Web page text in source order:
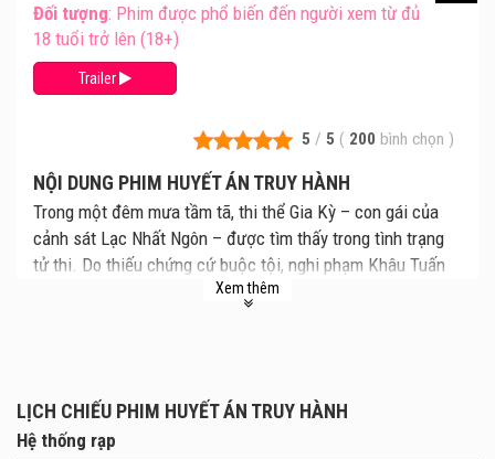
5 / 5 ( 200 bình chọn )
NỘI DUNG PHIM HUYẾT ÁN TRUY HÀNH
Trong một đêm mưa tầm tã, thi thể Gia Kỳ – con gái của
cảnh sát Lạc Nhất Ngôn – được tìm thấy trong tình trạng
tử thi. Do thiếu chứng cứ buộc tội, nghi phạm Khâu Tuấn
Văn được phóng thích. Quá đau đớn, Lạc Nhất Ngôn từ bỏ
thật sự vẫn đang lẩn khuất ngoài kia. Qua cuộc điều tra cá
nhân, Lạc Nhất Ngôn lần ra nhân chứng duy nhất từng
chứng kiến hành vi phạm tội của hung thủ. Đáng buồn thay,
Xem thêm
Đối tượng: Phim được phổ biến đến người xem từ đủ
18 tuổi trở lên (18+)
Trailer
LỊCH CHIẾU PHIM HUYẾT ÁN TRUY HÀNH
Hệ thống rạp